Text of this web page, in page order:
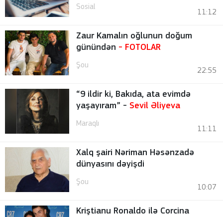
Sosial
11:12
Zaur Kamalın oğlunun doğum
günündən - FOTOLAR
Şou
22:55
“9 ildir ki, Bakıda, ata evimdə
yaşayıram” - Sevil Əliyeva
Maraqlı
11:11
Xalq şairi Nəriman Həsənzadə
dünyasını dəyişdi
Şou
10:07
Kriştianu Ronaldo ilə Corcina